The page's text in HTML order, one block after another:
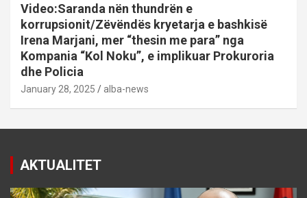
Video:Saranda nën thundrën e
korrupsionit/Zëvëndës kryetarja e bashkisë
Irena Marjani, mer “thesin me para” nga
Kompania “Kol Noku”, e implikuar Prokuroria
dhe Policia
January 28, 2025 alba-news
AKTUALITET